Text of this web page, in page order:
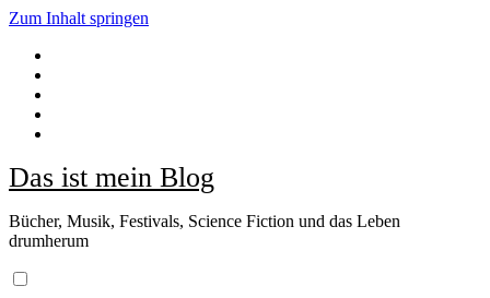
Zum Inhalt springen
Das ist mein Blog
Bücher, Musik, Festivals, Science Fiction und das Leben
drumherum